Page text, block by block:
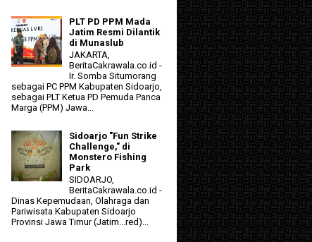
PLT PD PPM Mada
Jatim Resmi Dilantik
di Munaslub
JAKARTA,
BeritaCakrawala.co.id -
Ir. Somba Situmorang
sebagai PC PPM Kabupaten Sidoarjo,
sebagai PLT Ketua PD Pemuda Panca
Marga (PPM) Jawa...
Sidoarjo "Fun Strike
Challenge," di
Monstero Fishing
Park
SIDOARJO,
BeritaCakrawala.co.id -
Dinas Kepemudaan, Olahraga dan
Pariwisata Kabupaten Sidoarjo
Provinsi Jawa Timur (Jatim...red)...